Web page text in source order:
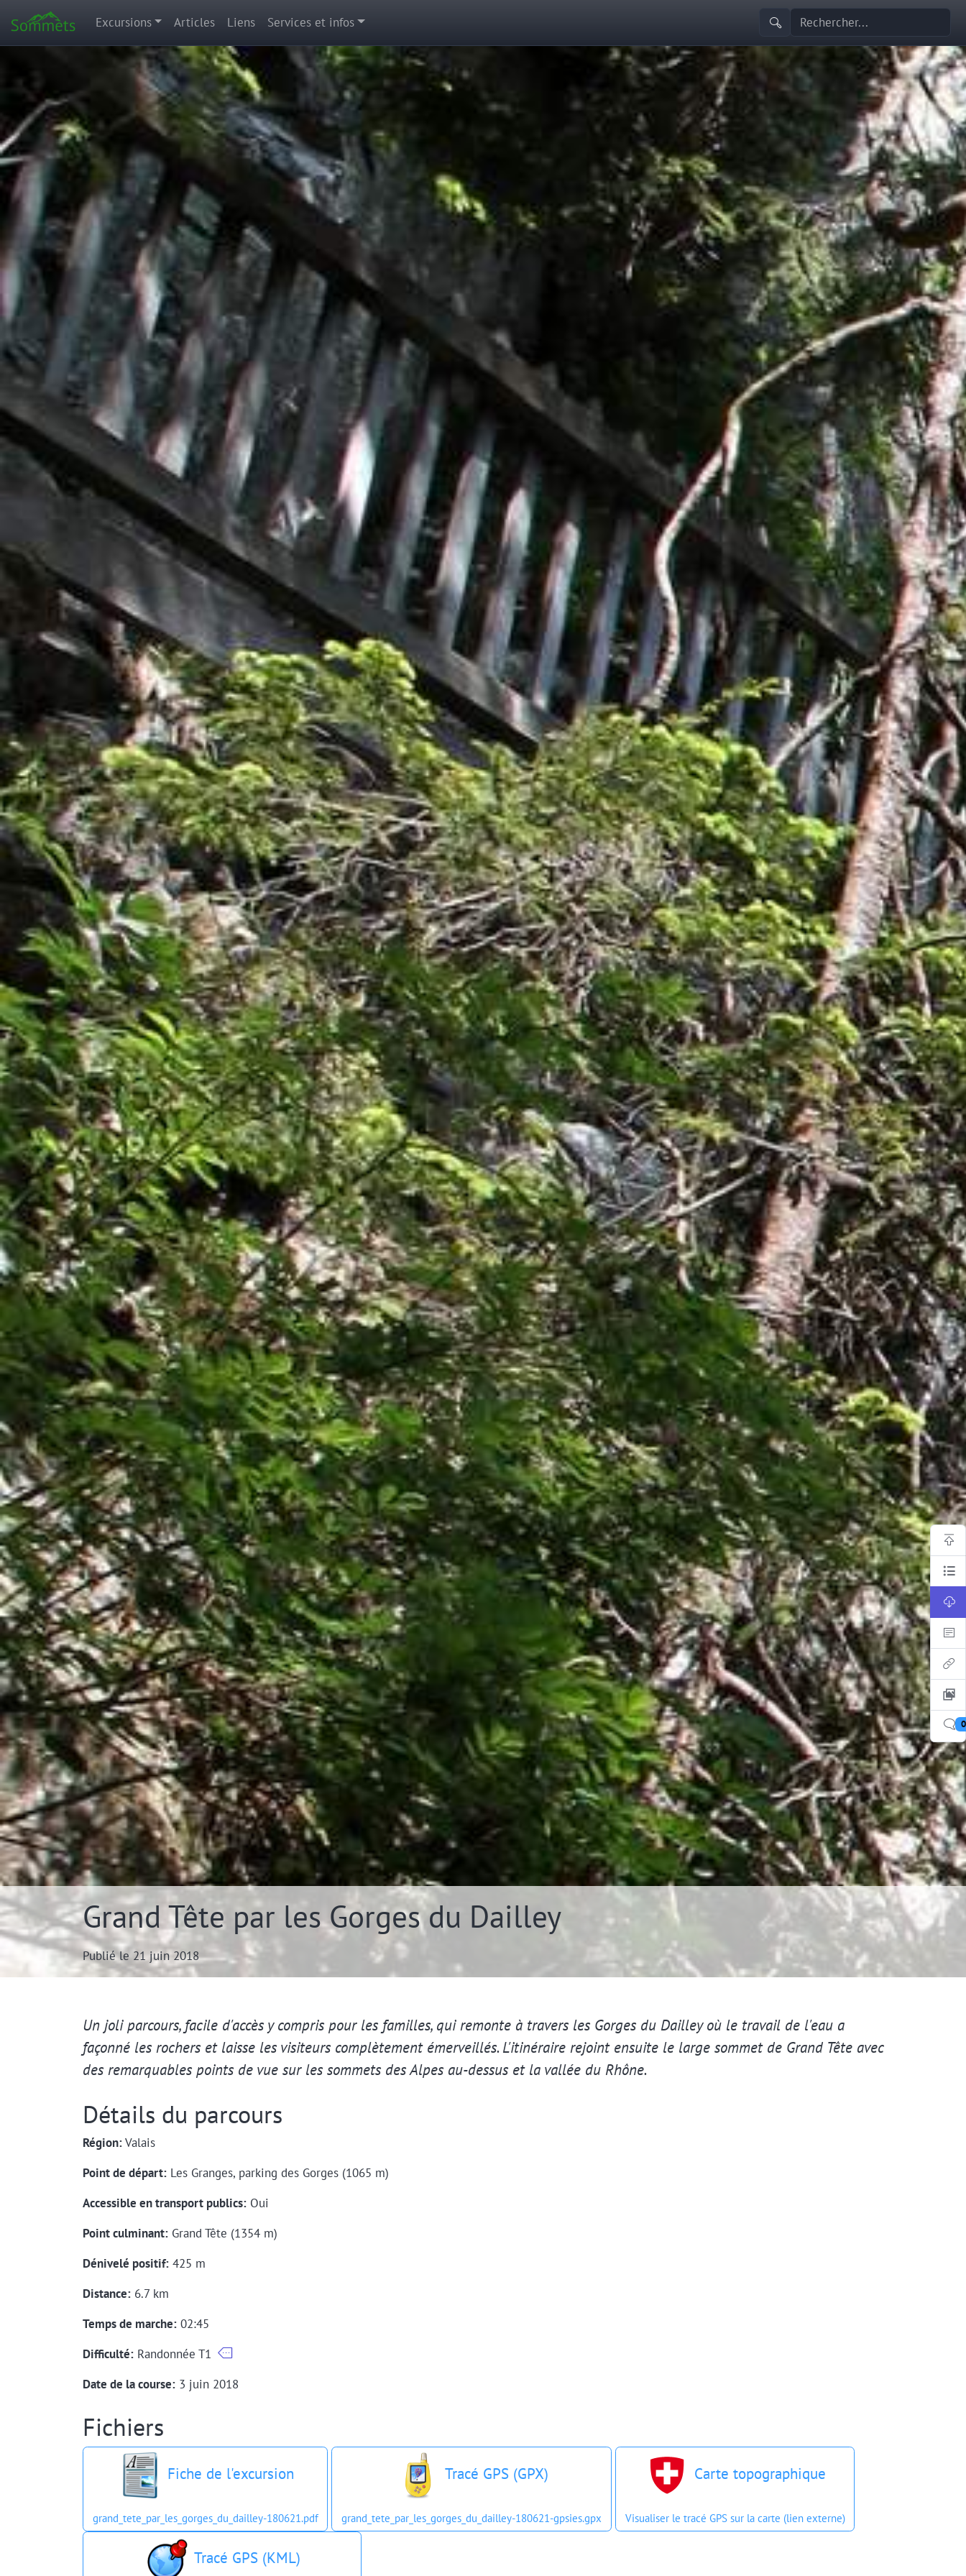
Excursions Articles Liens Services et infos
Grand Tête par les Gorges du Dailley
Publié le 21 juin 2018
0
Extrait
Un joli parcours, facile d'accès y compris pour les familles, qui remonte à travers les Gorges du Dailley où le travail de l'eau a
façonné les rochers et laisse les visiteurs complètement émerveillés. L'itinéraire rejoint ensuite le large sommet de Grand Tête avec
des remarquables points de vue sur les sommets des Alpes au-dessus et la vallée du Rhône.
Détails du parcours
Région:Valais
Point de départ:Les Granges, parking des Gorges (1065 m)
Accessible en transport publics:Oui
Point culminant:Grand Tête (1354 m)
Dénivelé positif:425 m
Distance:6.7 km
Temps de marche:02:45
Difficulté:Randonnée T1
Date de la course:3 juin 2018
Fichiers
Fiche de l'excursion
grand_tete_par_les_gorges_du_dailley-180621.pdf
Tracé GPS (GPX)
grand_tete_par_les_gorges_du_dailley-180621-gpsies.gpx
Carte topographique
Visualiser le tracé GPS sur la carte (lien externe)
Tracé GPS (KML)